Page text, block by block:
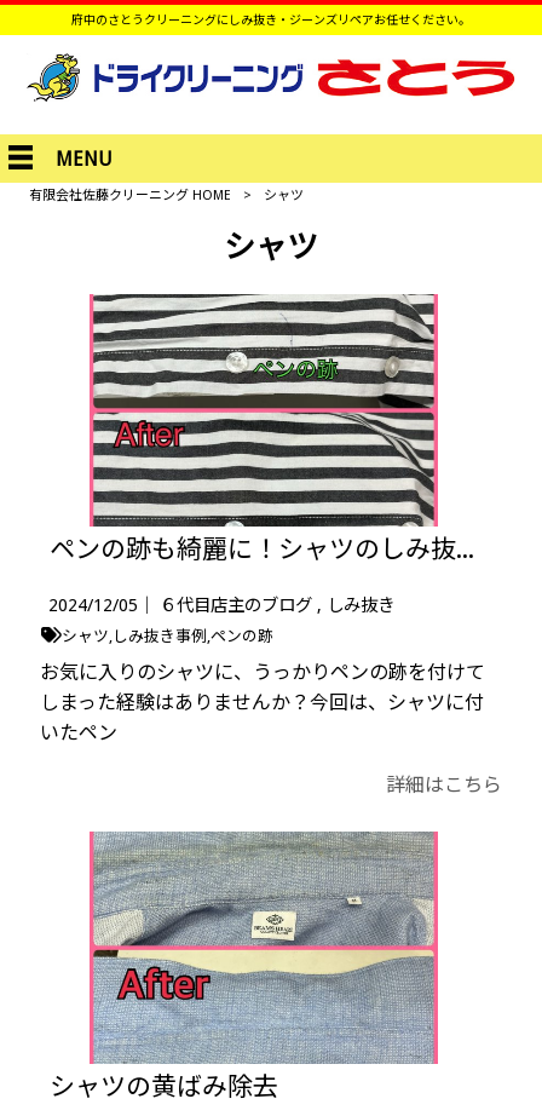
府中のさとうクリーニングにしみ抜き・ジーンズリペアお任せください。
MENU
有限会社佐藤クリーニング HOME > シャツ
シャツ
ペンの跡も綺麗に！シャツのしみ抜き事例
2024/12/05｜ ６代目店主のブログ しみ抜き
シャツ しみ抜き事例 ペンの跡
お気に入りのシャツに、うっかりペンの跡を付けて
しまった経験はありませんか？今回は、シャツに付
いたペン
詳細はこちら
シャツの黄ばみ除去